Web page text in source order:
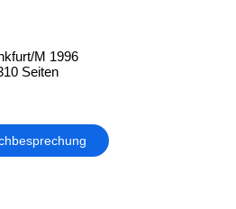
M 1996
Seiten